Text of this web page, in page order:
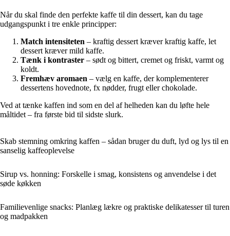
Når du skal finde den perfekte kaffe til din dessert, kan du tage
udgangspunkt i tre enkle principper:
Match intensiteten – kraftig dessert kræver kraftig kaffe, let
dessert kræver mild kaffe.
Tænk i kontraster – sødt og bittert, cremet og friskt, varmt og
koldt.
Fremhæv aromaen – vælg en kaffe, der komplementerer
dessertens hovednote, fx nødder, frugt eller chokolade.
Ved at tænke kaffen ind som en del af helheden kan du løfte hele
måltidet – fra første bid til sidste slurk.
Skab stemning omkring kaffen – sådan bruger du duft, lyd og lys til en
sanselig kaffeoplevelse
Sirup vs. honning: Forskelle i smag, konsistens og anvendelse i det
søde køkken
Familievenlige snacks: Planlæg lækre og praktiske delikatesser til turen
og madpakken